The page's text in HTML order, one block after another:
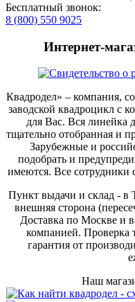
Бесплатный звонок:
8 (800) 550 9025
Интернет-
Квадродел» – компания,
заводской квадроцикл с
для Вас. Вся линейка
тщательно отобранная и
Зарубежные и
подобрать и
имеются. Все
Пункт выдачи и склад -
внешняя сторона
Доставка по Москве и
компанией. Проверка
гарантия от
Наш